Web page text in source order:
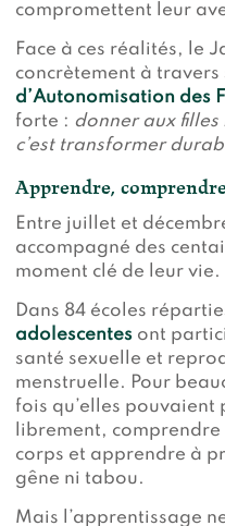
compromettent leur
Face à ces réalités, le
concrètement à travers
d’Autonomisation des
forte : donner aux filles
c’est transformer
Apprendre,
Entre juillet et
accompagné des
moment clé de leur vie.
Dans 84 écoles
adolescentes ont
santé sexuelle et
menstruelle. Pour
fois qu’elles pouvaient
librement,
corps et apprendre à
gêne ni tabou.
Mais l’apprentissage